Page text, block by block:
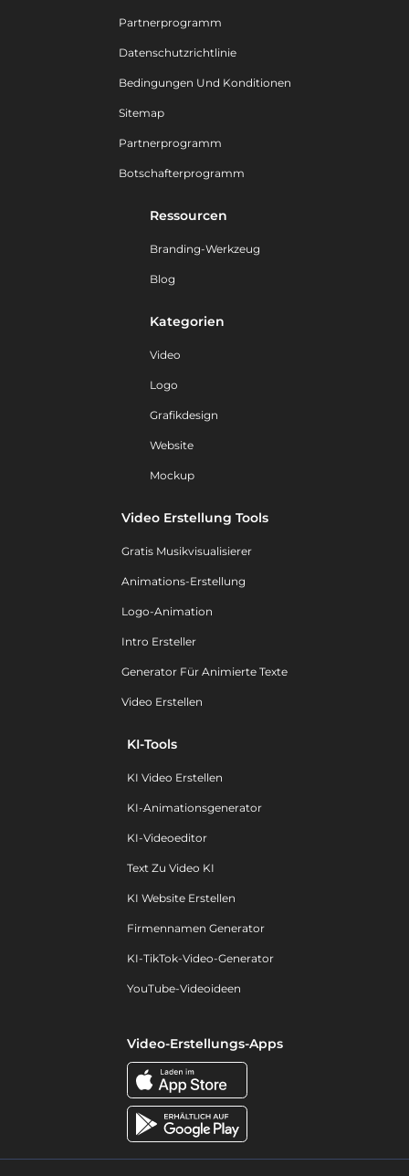
Partnerprogramm
Datenschutzrichtlinie
Bedingungen Und Konditionen
Sitemap
Partnerprogramm
Botschafterprogramm
Ressourcen
Branding-Werkzeug
Blog
Kategorien
Video
Logo
Grafikdesign
Website
Mockup
Video Erstellung Tools
Gratis Musikvisualisierer
Animations-Erstellung
Logo-Animation
Intro Ersteller
Generator Für Animierte Texte
Video Erstellen
KI-Tools
KI Video Erstellen
KI-Animationsgenerator
KI-Videoeditor
Text Zu Video KI
KI Website Erstellen
Firmennamen Generator
KI-TikTok-Video-Generator
YouTube-Videoideen
Video-Erstellungs-Apps